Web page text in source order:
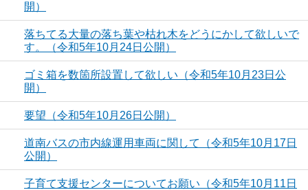
開）
落ちてる大量の落ち葉や枯れ木をどうにかして欲しいで
す。（令和5年10月24日公開）
ゴミ箱を数箇所設置して欲しい（令和5年10月23日公
開）
要望（令和5年10月26日公開）
道南バスの市内線運用車両に関して（令和5年10月17日
公開）
子育て支援センターについてお願い（令和5年10月11日